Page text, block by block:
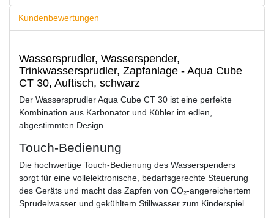
Kundenbewertungen
Wassersprudler, Wasserspender,
Trinkwassersprudler, Zapfanlage - Aqua Cube
CT 30, Auftisch, schwarz
Der Wassersprudler Aqua Cube CT 30 ist eine perfekte
Kombination aus Karbonator und Kühler im edlen,
abgestimmten Design.
Touch-Bedienung
Die hochwertige Touch-Bedienung des Wasserspenders
sorgt für eine vollelektronische, bedarfsgerechte Steuerung
des Geräts und macht das Zapfen von CO₂-angereichertem
Sprudelwasser und gekühltem Stillwasser zum Kinderspiel.